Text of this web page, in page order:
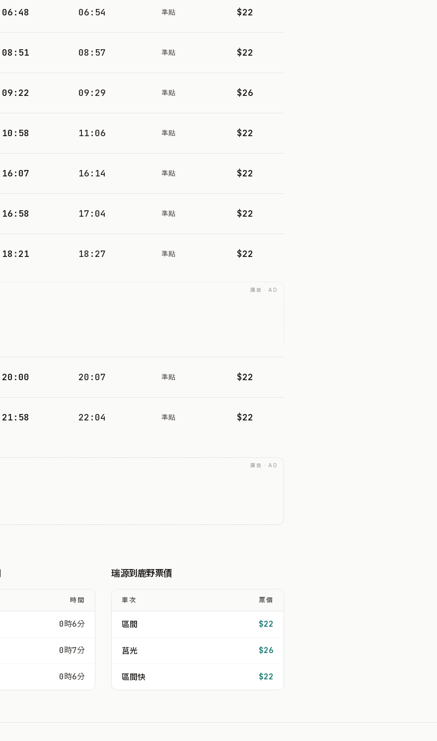
06:48 06:54 準點 $22
08:51 08:57 準點 $22
09:22 09:29 準點 $26
10:58 11:06 準點 $22
16:07 16:14 準點 $22
16:58 17:04 準點 $22
18:21 18:27 準點 $22
廣告 · AD
20:00 20:07 準點 $22
21:58 22:04 準點 $22
廣告 · AD
時間
0時6分
0時7分
0時6分
瑞源到鹿野票價
車次 票價
區間 $22
莒光 $26
區間快 $22